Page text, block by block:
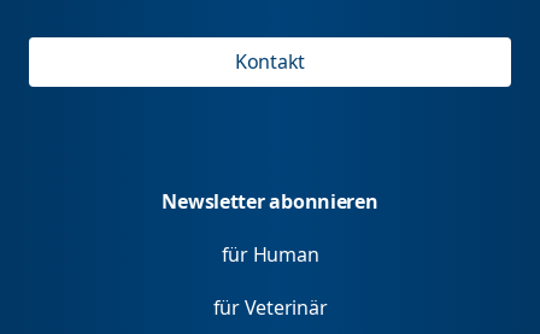
Kontakt
Newsletter abonnieren
für Human
für Veterinär